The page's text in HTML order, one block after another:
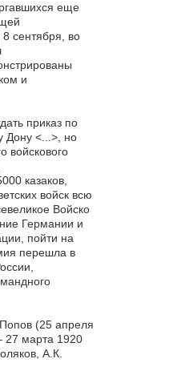
еще
8 сентября, во
и
приказ по
Дону <...>, но
войскового
казаков,
войск всю
Войско
Германии и
пойти на
перешла в
(25 апреля
27 марта 1920
А.К.